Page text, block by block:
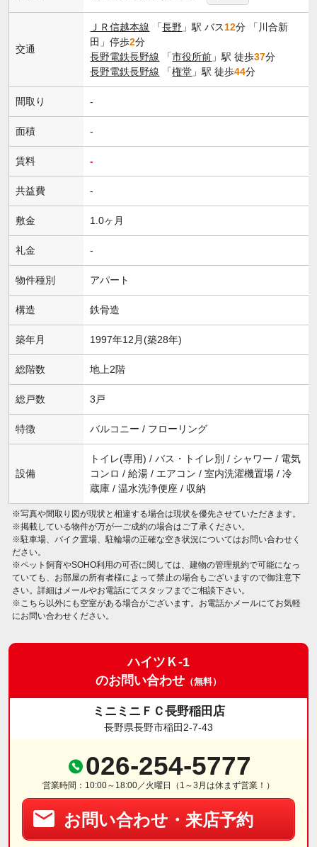
交通
ＪＲ信越本線 「長野 」駅 バス12分 「川合新
田」停歩2分
長野電鉄長野線 「市役所前 」駅 徒歩37分
長野電鉄長野線 「権堂 」駅 徒歩44分
間取り -
面積 -
賃料 -
共益費 -
敷金 1.0ヶ月
礼金 -
物件種別 アパート
構造 鉄骨造
築年月 1997年12月(築28年)
総階数 地上2階
総戸数 3戸
特徴 バルコニー / フローリング
設備
トイレ(専用) / バス・トイレ別 / シャワー / 電気
コンロ / 給湯 / エアコン / 室内洗濯機置場 / 冷
蔵庫 / 温水洗浄便座 / 収納
※写真や間取り図が現状と相違する場合は現状を優先させていただきます。
※掲載している物件が万が一ご成約の場合はご了承ください。
※駐車場、バイク置場、駐輪場の正確な空き状況についてはお問い合わせく
ださい。
※ペット飼育やSOHO利用の可否に関しては、建物の管理規約で可能になっ
ていても、お部屋の所有者様によって禁止の場合もございますので御注意下
さい。詳細はメールやお電話にてスタッフまでご相談下さい。
※こちら以外にも空室がある場合がございます。お電話かメールにてお気軽
にお問い合わせください。
ハイツＫ-1
のお問い合わせ （無料）
ミニミニＦＣ長野稲田店
長野県長野市稲田2-7-43
026-254-5777
営業時間：10:00～18:00／火曜日（1～3月は休まず営業！）
お問い合わせ・来店予約